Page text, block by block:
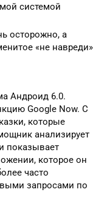
системой
осторожно, а
«не навреди»
Андроид 6.0.
Google Now. С
которые
анализирует
показывает
которое он
часто
запросами по